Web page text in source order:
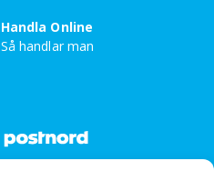
Handla Online
Så handlar man